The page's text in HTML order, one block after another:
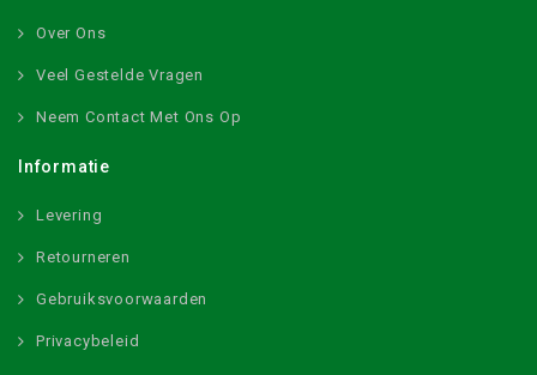
Over Ons
Veel Gestelde Vragen
Neem Contact Met Ons Op
Informatie
Levering
Retourneren
Gebruiksvoorwaarden
Privacybeleid